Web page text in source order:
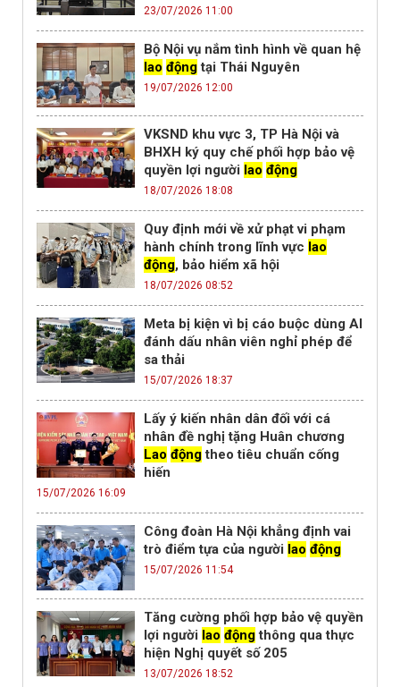
23/07/2026 11:00
Bộ Nội vụ nắm tình hình về quan hệ
lao độngtại Thái Nguyên
19/07/2026 12:00
VKSND khu vực 3, TP Hà Nội và
BHXH ký quy chế phối hợp bảo vệ
quyền lợi người lao động
18/07/2026 18:08
Quy định mới về xử phạt vi phạm
hành chính trong lĩnh vực lao
động, bảo hiểm xã hội
18/07/2026 08:52
Meta bị kiện vì bị cáo buộc dùng AI
đánh dấu nhân viên nghỉ phép để
sa thải
15/07/2026 18:37
Lấy ý kiến nhân dân đối với cá
nhân đề nghị tặng Huân chương
Lao độngtheo tiêu chuẩn cống
hiến
15/07/2026 16:09
Công đoàn Hà Nội khẳng định vai
trò điểm tựa của người lao động
15/07/2026 11:54
Tăng cường phối hợp bảo vệ quyền
lợi người lao độngthông qua thực
hiện Nghị quyết số 205
13/07/2026 18:52